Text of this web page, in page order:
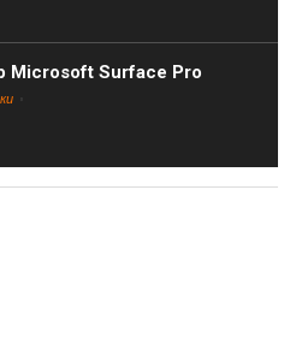
Microsoft Surface Pro